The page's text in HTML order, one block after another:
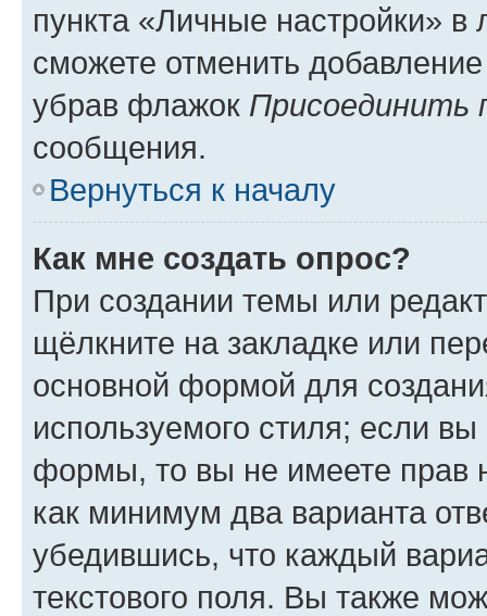
пункта «Личные настройки»
сможете отменить
убрав флажок Присоединить
сообщения.
Вернуться к началу
Как мне создать опрос?
При создании темы или
щёлкните на закладке или
основной формой для
используемого стиля; если
формы, то вы не имеете прав
как минимум два варианта
убедившись, что каждый
текстового поля. Вы также